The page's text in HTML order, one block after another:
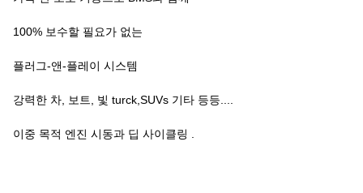
100% 보수할 필요가 없는
플러그-앤-플레이 시스템
강력한 차, 보트, 빛 turck,SUVs 기타 등등....
이중 목적 엔진 시동과 딥 사이클링 .